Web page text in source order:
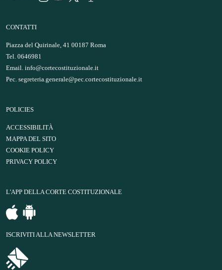
CONTATTI
Piazza del Quirinale, 41 00187 Roma
Tel. 0646981
Email. info@cortecostituzionale.it
Pec. segreteria.generale@pec.cortecostituzionale.it
POLICIES
ACCESSIBILITÀ
MAPPA DEL SITO
COOKIE POLICY
PRIVACY POLICY
L'APP DELLA CORTE COSTITUZIONALE
ISCRIVITI ALLA NEWSLETTER